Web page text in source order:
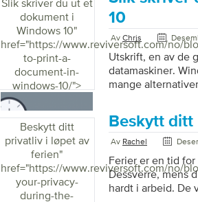
guiden for å få
Slik skriver du ut et
dokument i
Windows 10"
href="https://www.reviversoft.com/no/
to-print-a-
document-in-
windows-10/">
10
Av Chris
Utskrift, en av de
datamaskiner.
mange
navigere på
sørge for enkle å
skal jeg liste opp
[…]
Beskytt ditt
privatliv i løpet av
ferien"
href="https://www.reviversoft.com/no/
your-privacy-
during-the-
Beskytt
Av Rachel
Ferier er en tid
Dessverre, mens
hardt i arbeid. De